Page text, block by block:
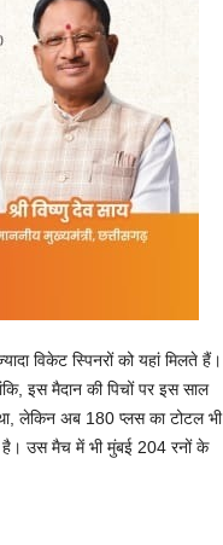
विकेट स्पिनरों को यहां मिलते हैं।
इस मैदान की पिचों पर इस साल
लेकिन अब 180 प्लस का टोटल भी
है। उस मैच में भी मुंबई 204 रनों के